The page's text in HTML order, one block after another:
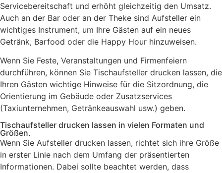
Servicebereitschaft und erhöht gleichzeitig den Umsatz.
Auch an der Bar oder an der Theke sind Aufsteller ein
wichtiges Instrument, um Ihre Gästen auf ein neues
Getränk, Barfood oder die Happy Hour hinzuweisen.
Wenn Sie Feste, Veranstaltungen und Firmenfeiern
durchführen, können Sie Tischaufsteller drucken lassen, die
Ihren Gästen wichtige Hinweise für die Sitzordnung, die
Orientierung im Gebäude oder Zusatzservices
(Taxiunternehmen, Getränkeauswahl usw.) geben.
Tischaufsteller drucken lassen in vielen Formaten und
Größen.
Wenn Sie Aufsteller drucken lassen, richtet sich ihre Größe
in erster Linie nach dem Umfang der präsentierten
Informationen. Dabei sollte beachtet werden, dass